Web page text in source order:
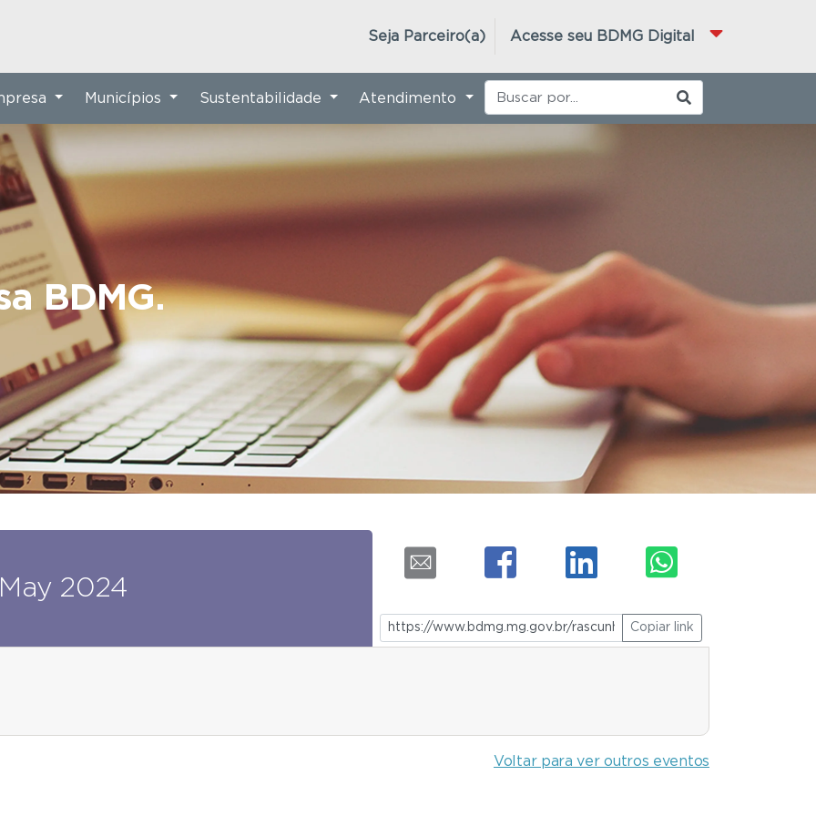
Acesse seu BDMG Digital
Seja Parceiro(a)
BDMG.
Municípios Sustentabilidade Atendimento
2024
Copiar link
Voltar para ver outros eventos